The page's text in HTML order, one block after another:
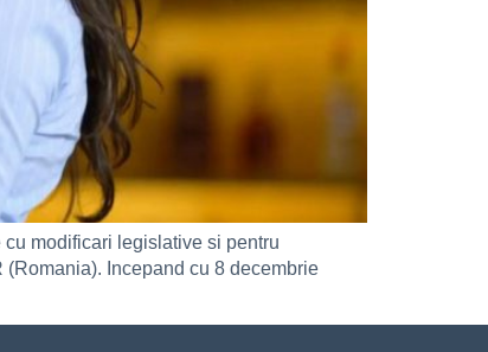
modificari legislative si pentru
Incepand cu 8 decembrie